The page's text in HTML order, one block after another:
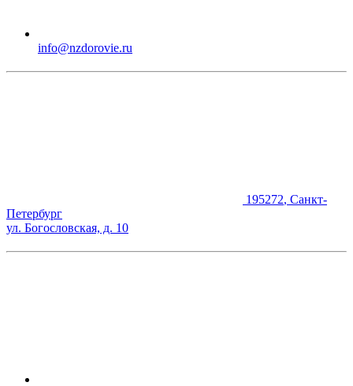
info@nzdorovie.ru
195272, Санкт-
Петербург
ул. Богословская, д. 10